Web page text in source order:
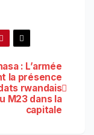
: L’armée
la présence
rwandais
M23 dans la
capitale